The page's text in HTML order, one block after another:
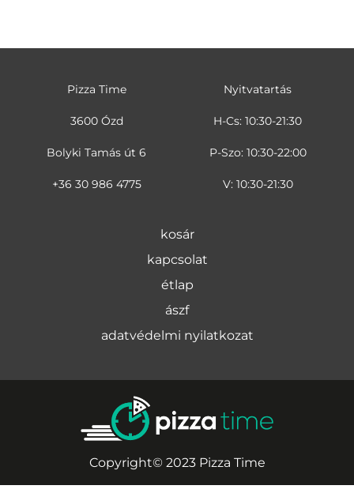
Pizza Time
3600 Ózd
Bolyki Tamás út 6
+36 30 986 4775
Nyitvatartás
H-Cs: 10:30-21:30
P-Szo: 10:30-22:00
V: 10:30-21:30
kosár
kapcsolat
étlap
ászf
adatvédelmi nyilatkozat
Copyright© 2023 Pizza Time